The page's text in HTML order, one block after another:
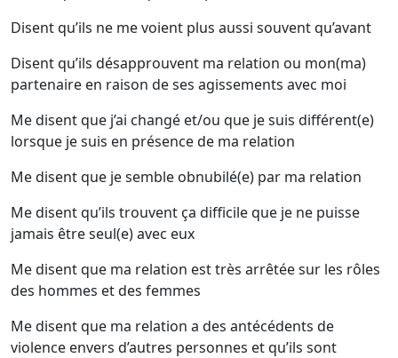
Disent qu’ils ne me voient plus aussi souvent qu’avant
Disent qu’ils désapprouvent ma relation ou mon(ma)
partenaire en raison de ses agissements avec moi
Me disent que j’ai changé et/ou que je suis différent(e)
lorsque je suis en présence de ma relation
Me disent que je semble obnubilé(e) par ma relation
Me disent qu’ils trouvent ça difficile que je ne puisse
jamais être seul(e) avec eux
Me disent que ma relation est très arrêtée sur les rôles
des hommes et des femmes
Me disent que ma relation a des antécédents de
violence envers d’autres personnes et qu’ils sont